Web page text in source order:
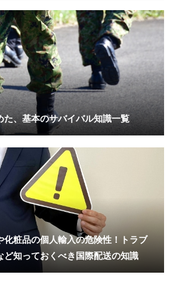
た、基本のサバイバル知識一覧
化粧品の個人輸入の危険性！トラブ
ど知っておくべき国際配送の知識